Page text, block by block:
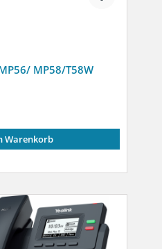
MP58/T58W
Warenkorb